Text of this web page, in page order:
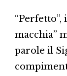
“Perfetto”,
macchia”
parole il